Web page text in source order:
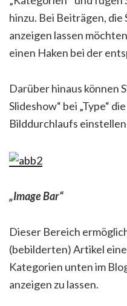
hinzu. Bei Beiträgen,
anzeigen lassen
einen Haken bei der
Darüber hinaus können
Slideshow“ bei „Type“
Bilddurchlaufs
„Image Bar“
Dieser Bereich
(bebilderten) Artikel
Kategorien unten im
anzeigen zu lassen.